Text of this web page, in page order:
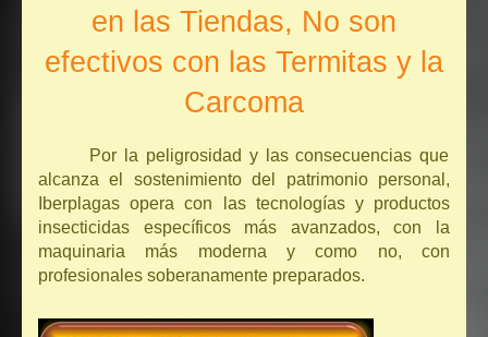
en las Tiendas, No son
efectivos con las Termitas y la
Carcoma
Por la peligrosidad y las consecuencias que
alcanza el sostenimiento del patrimonio personal,
Iberplagas opera con las tecnologías y productos
insecticidas específicos más avanzados, con la
maquinaria más moderna y como no, con
profesionales soberanamente preparados.